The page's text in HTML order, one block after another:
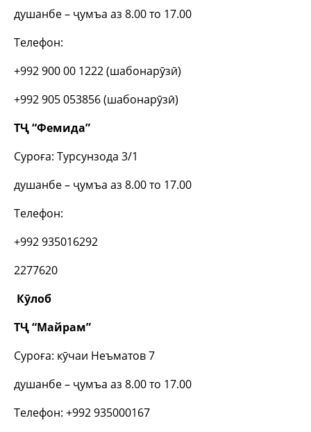
душанбе – ҷумъа аз 8.00 то 17.00
Телефон:
+992 900 00 1222 (шабонарӯзӣ)
+992 905 053856 (шабонарӯзӣ)
ТҶ “Фемида”
Суроға: Турсунзода 3/1
душанбе – ҷумъа аз 8.00 то 17.00
Телефон:
+992 935016292
2277620
Кӯлоб
ТҶ “Майрам”
Суроға: кӯчаи Неъматов 7
душанбе – ҷумъа аз 8.00 то 17.00
Телефон: +992 935000167